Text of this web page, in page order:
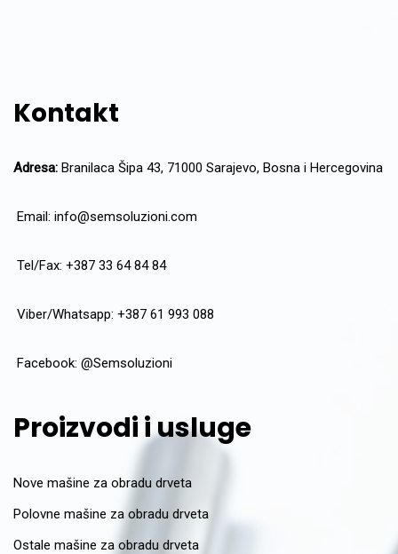
Kontakt
Adresa: Branilaca Šipa 43, 71000 Sarajevo, Bosna i Hercegovina
Email: info@semsoluzioni.com
Tel/Fax: +387 33 64 84 84
Viber/Whatsapp: +387 61 993 088
Facebook: @Semsoluzioni
Proizvodi i usluge
Nove mašine za obradu drveta
Polovne mašine za obradu drveta
Ostale mašine za obradu drveta